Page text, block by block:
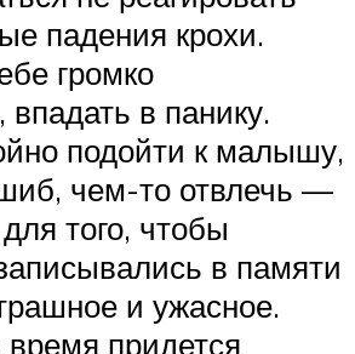
падения крохи.
громко
впадать в панику.
подойти к малышу,
чем-то отвлечь —
того, чтобы
в памяти
и ужасное.
придется